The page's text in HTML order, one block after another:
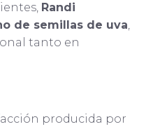
Randi
de semillas de uva,
tanto en
producida por